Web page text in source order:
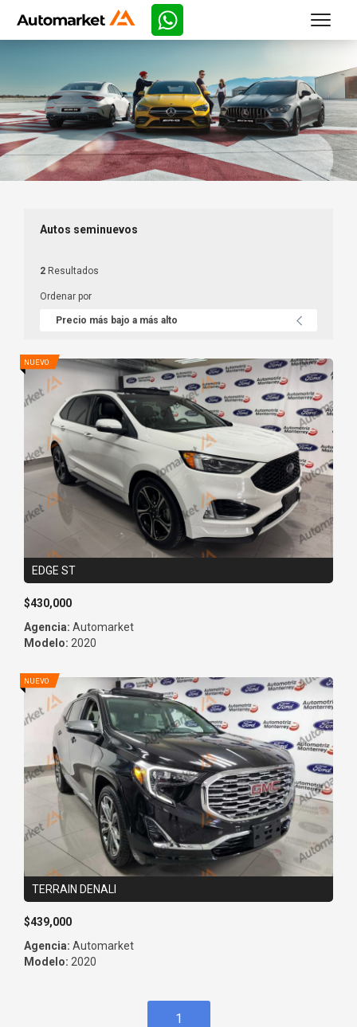
Autos seminuevos
2 Resultados
Ordenar por
Precio más bajo a más alto
EDGE ST
$430,000
Agencia: Automarket
Modelo: 2020
TERRAIN DENALI
$439,000
Agencia: Automarket
Modelo: 2020
1